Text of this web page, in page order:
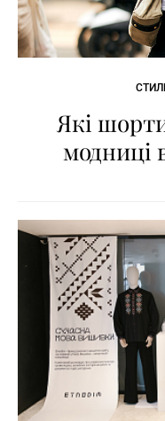
Які
модниці